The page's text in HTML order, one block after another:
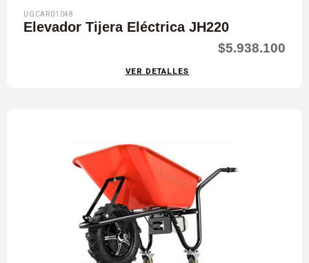
UGCAR01048
Elevador Tijera Eléctrica JH220
$5.938.100
VER DETALLES